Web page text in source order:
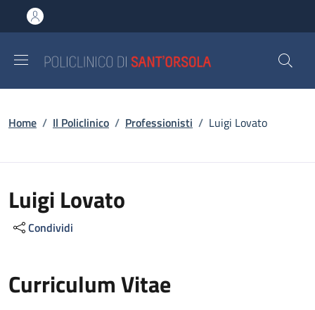
al contenuto principale
to footer content
Briciole di pane
Home / Il Policlinico / Professionisti / Luigi Lovato
Luigi Lovato
Condividi
Curriculum Vitae